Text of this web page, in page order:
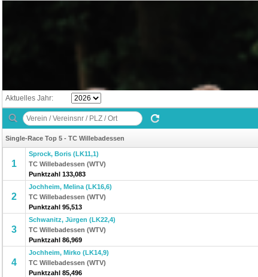
Aktuelles Jahr:
Single-Race Top 5 - TC Willebadessen
1
Sprock, Boris (LK11,1)
TC Willebadessen (WTV)
Punktzahl 133,083
2
Jochheim, Melina (LK16,6)
TC Willebadessen (WTV)
Punktzahl 95,513
3
Schwanitz, Jürgen (LK22,4)
TC Willebadessen (WTV)
Punktzahl 86,969
4
Jochheim, Mirko (LK14,9)
TC Willebadessen (WTV)
Punktzahl 85,496